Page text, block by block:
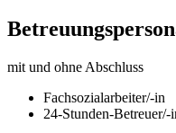
mit und ohne Abschluss
Fachsozialarbeiter/-in
24-Stunden-